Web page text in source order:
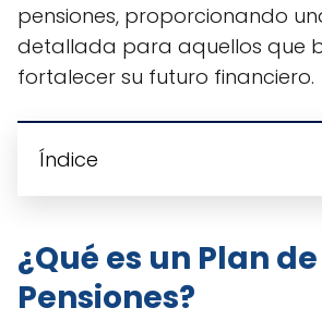
pensiones, proporcionando
detallada para aquellos que
fortalecer su futuro financiero.
Índice
¿Qué es un Plan de
Pensiones?